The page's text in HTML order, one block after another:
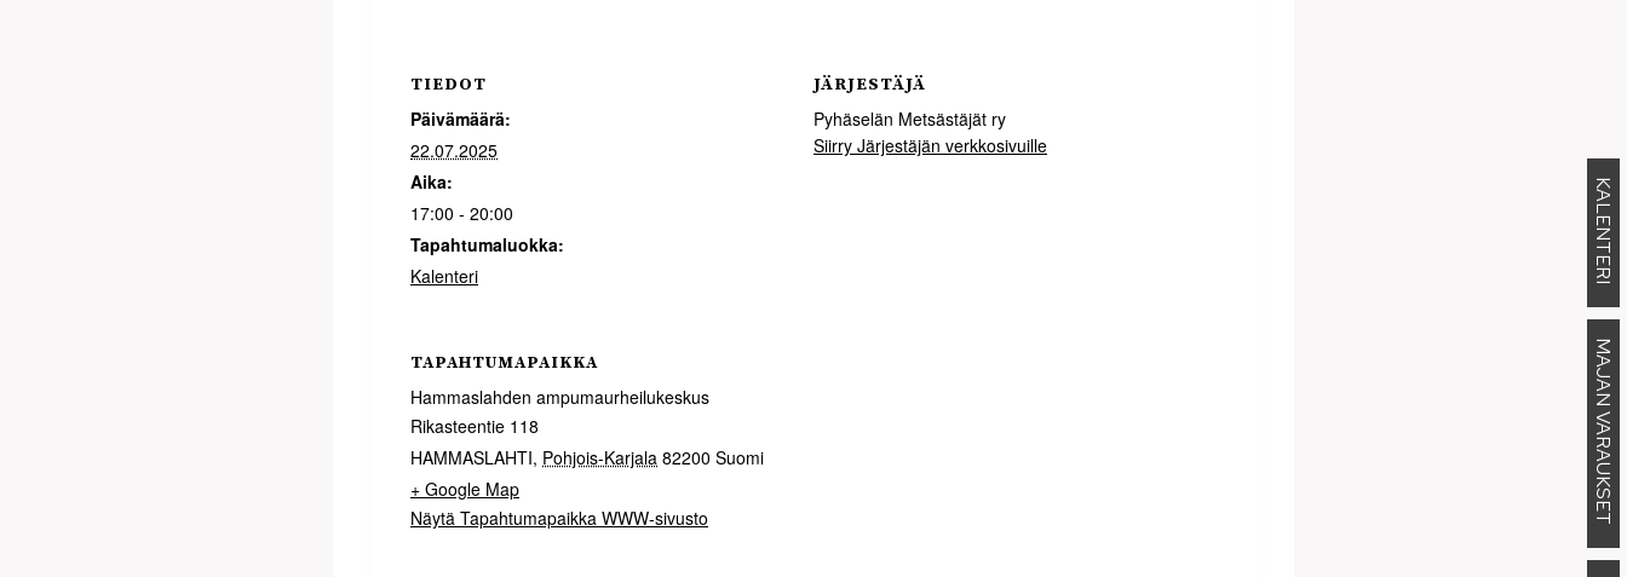
KALENTERI
MAJAN VARAUKSET
TIEDOT
Päivämäärä:
22.07.2025
Aika:
17:00 - 20:00
Tapahtumaluokka:
Kalenteri
JÄRJESTÄJÄ
Pyhäselän Metsästäjät ry
Siirry Järjestäjän verkkosivuille
TAPAHTUMAPAIKKA
Hammaslahden ampumaurheilukeskus
Rikasteentie 118
HAMMASLAHTI, Pohjois-Karjala 82200 Suomi
+ Google Map
Näytä Tapahtumapaikka WWW-sivusto